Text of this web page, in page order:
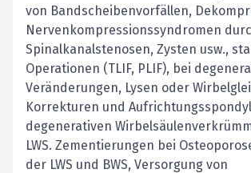
von Bandscheibenvorfällen,
Nervenkompressionssyndromen
Spinalkanalstenosen, Zysten usw.,
Operationen (TLIF, PLIF), bei
Veränderungen, Lysen oder
Korrekturen und
degenerativen
LWS. Zementierungen bei
der LWS und BWS, Versorgung von